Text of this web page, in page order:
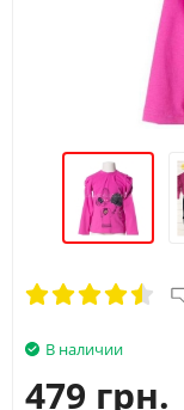
В наличии
479 грн.